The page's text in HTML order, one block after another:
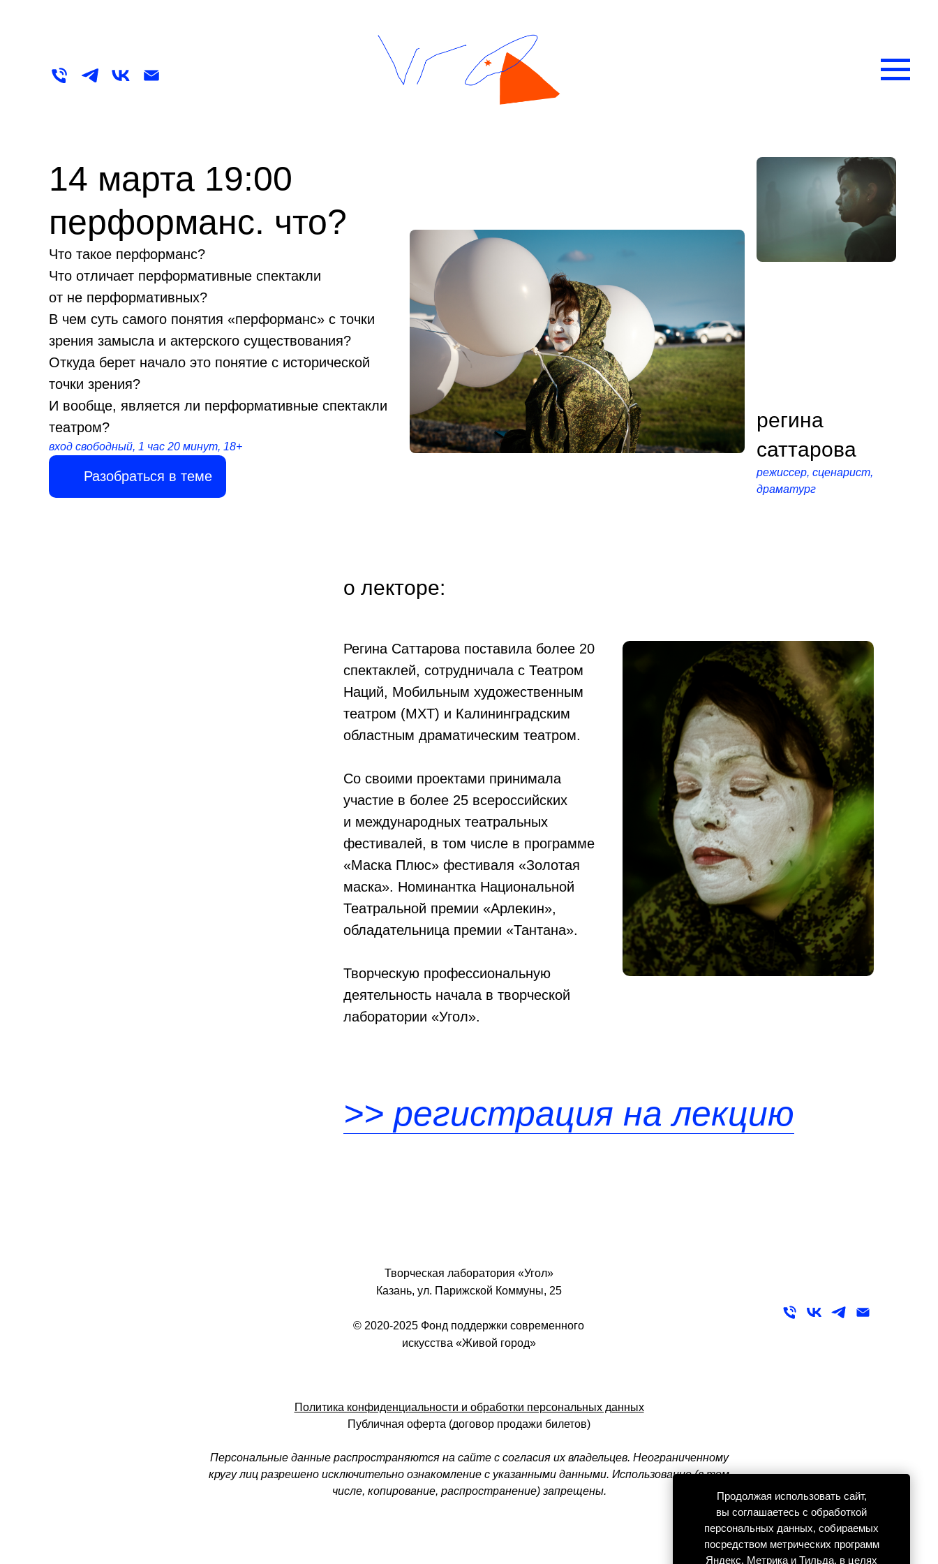
14 марта 19:00
перформанс. что?
Что такое перформанс?
Что отличает перформативные спектакли
от не перформативных?
В чем суть самого понятия «перформанс» с точки
зрения замысла и актерского существования?
Откуда берет начало это понятие с исторической
точки зрения?
И вообще, является ли перформативные спектакли
театром?
вход свободный, 1 час 20 минут, 18+
Разобраться в теме
регина
саттарова
режиссер, сценарист,
драматург
о лекторе:
Регина Саттарова поставила более 20
спектаклей, сотрудничала с Театром
Наций, Мобильным художественным
театром (МХТ) и Калининградским
областным драматическим театром.
Со своими проектами принимала
участие в более 25 всероссийских
и международных театральных
фестивалей, в том числе в программе
«Маска Плюс» фестиваля «Золотая
маска». Номинантка Национальной
Театральной премии «Арлекин»,
обладательница премии «Тантана».
Творческую профессиональную
деятельность начала в творческой
лаборатории «Угол».
>> регистрация на лекцию
Творческая лаборатория «Угол»
Казань, ул. Парижской Коммуны, 25
© 2020-2025 Фонд поддержки современного
искусства «Живой город»
Политика конфиденциальности и обработки персональных данных
Публичная оферта (договор продажи билетов)
Персональные данные распространяются на сайте с согласия их владельцев. Неограниченному
кругу лиц разрешено исключительно ознакомление с указанными данными. Использование (в том
числе, копирование, распространение) запрещены.
Продолжая использовать сайт,
вы соглашаетесь с обработкой
персональных данных, собираемых
посредством метрических программ
Яндекс. Метрика и Тильда, в целях